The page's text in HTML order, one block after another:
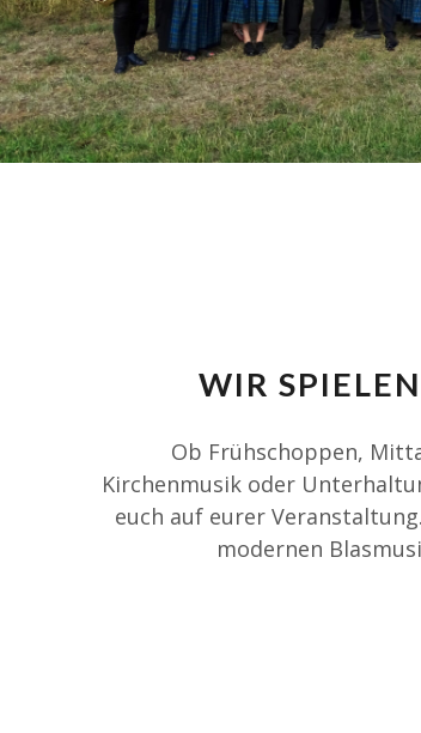
WIR
Ob Frühschoppen,
Kirchenmusik oder
euch auf eurer
modernen